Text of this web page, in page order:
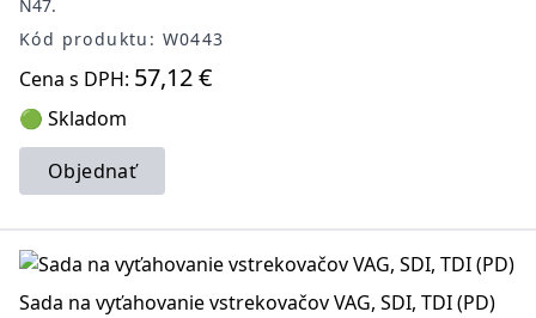
N47.
Kód produktu: W0443
Cena s DPH: 57,12 €
🟢 Skladom
Objednať
Sada na vyťahovanie vstrekovačov VAG, SDI, TDI (PD)